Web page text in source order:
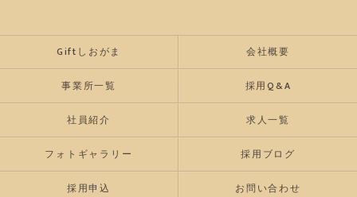
Giftしおがま 会社概要
事業所一覧 採用Q&A
社員紹介 求人一覧
フォトギャラリー 採用ブログ
採用申込 お問い合わせ